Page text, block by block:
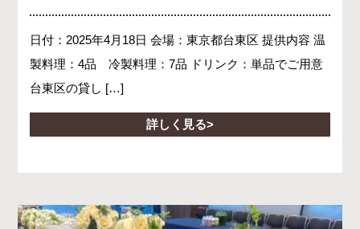
日付：2025年4月18日 会場：東京都台東区 提供内容 温
製料理：4品 冷製料理：7品 ドリンク：単品でご用意
台東区の貸し […]
詳しく見る